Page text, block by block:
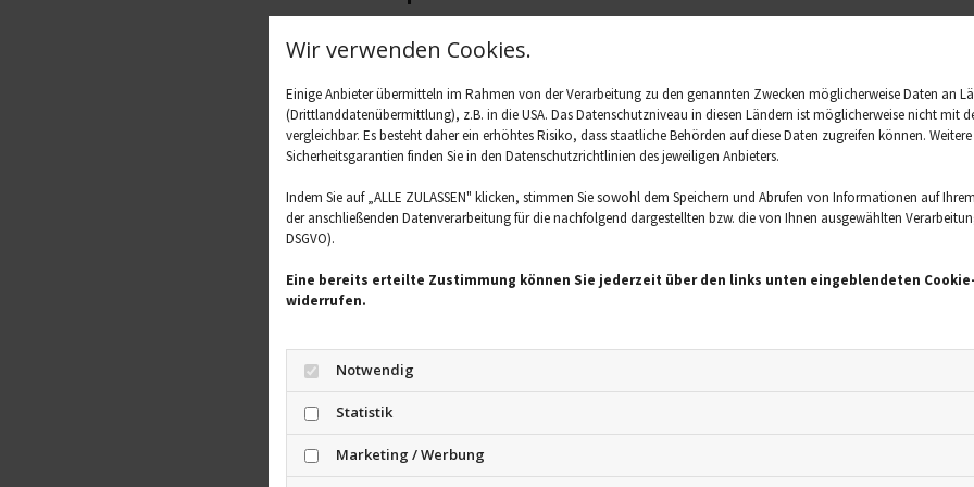
Wer sich unsicher ist, sollte vor der Einnahme die Wechselwirkungen im
es gibt weiter Möglichkeiten, mögliche Wechselwirkungen zu überprüfen:
der Name oder die Pharmazentralnummer - kurz PZN - des Medikamentes
nur das Arzneimittel an sich, sondern auch Packungsgröße, die
man ein weiteres Medikament, das man zeitlich einnehmen soll, ein. Werden
beiden oder mehreren Medikamenten gefunden, wird sofort gewarnt und
der Ärztin oder dem Arzt zu besprechen. Auch Apotheken bieten an, die
Patientinnen und Patienten zu checken.
Manche Lebensmittel
Doch nicht nur Medikamente können die Wirkung anderer Medikamente
Genussmittel können einen negativen Einfluss haben. Grapefruits enthalten
Medikamente so verstärken kann, dass die Gesundheit gefährdet ist. Dies ist
gegen Krebs oder gegen Allergien der Fall. Wer bestimmte Antibiotika
Wir verwenden Cookies.
Einige Anbieter übermitteln im Rahmen von der Verarbeitung zu den genannten Zwecken möglicherweise Daten an
(Drittlanddatenübermittlung), z.B. in die USA. Das Datenschutzniveau in diesen Ländern ist möglicherweise nicht mit
vergleichbar. Es besteht daher ein erhöhtes Risiko, dass staatliche Behörden auf diese Daten zugreifen können.
Sicherheitsgarantien finden Sie in den Datenschutzrichtlinien des jeweiligen Anbieters.
Indem Sie auf „ALLE ZULASSEN" klicken, stimmen Sie sowohl dem Speichern und Abrufen von Informationen auf
der anschließenden Datenverarbeitung für die nachfolgend dargestellten bzw. die von Ihnen ausgewählten
DSGVO).
Eine bereits erteilte Zustimmung können Sie jederzeit über den links unten eingeblendeten
widerrufen.
Notwendig
Statistik
Marketing / Werbung